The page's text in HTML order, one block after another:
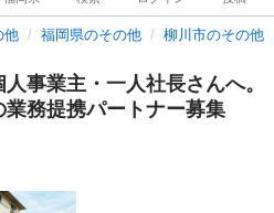
他 福岡県のその他 柳川市のその他
事業主・一人社長さんへ。
務提携パートナー募集